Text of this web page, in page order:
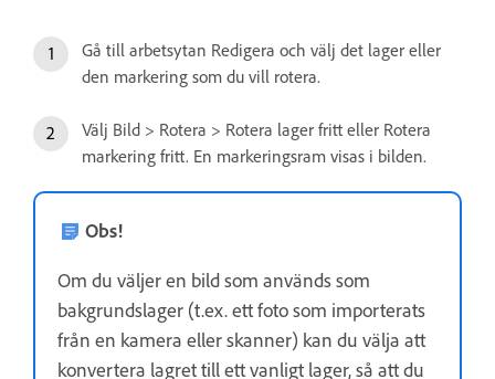
Gå till arbetsytan Redigera och välj det lager eller
den markering som du vill rotera.
Välj Bild > Rotera > Rotera lager fritt eller Rotera
markering fritt. En markeringsram visas i bilden.
Obs!
Om du väljer en bild som används som
bakgrundslager (t.ex. ett foto som importerats
från en kamera eller skanner) kan du välja att
konvertera lagret till ett vanligt lager, så att du